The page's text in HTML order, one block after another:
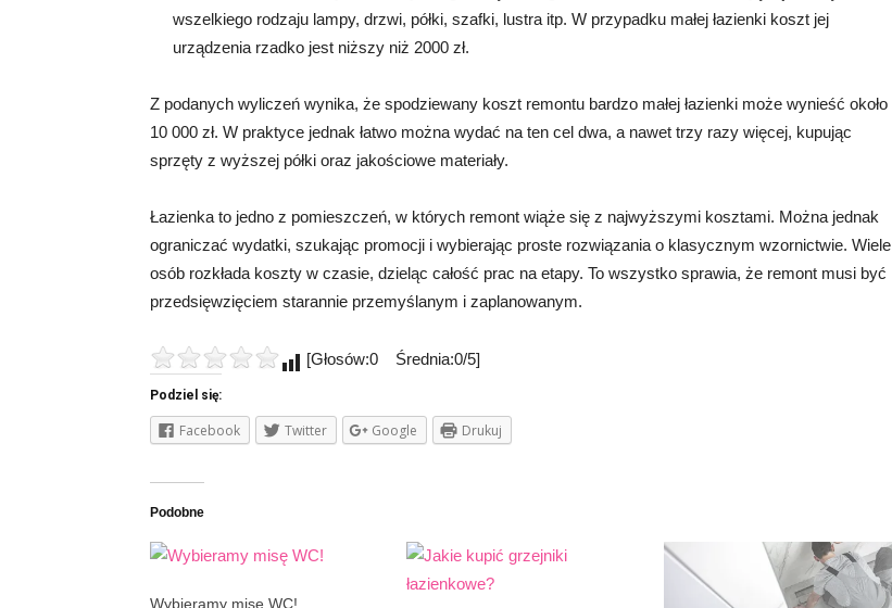
wszelkiego rodzaju lampy, drzwi, półki, szafki, lustra itp. W przypadku małej łazienki koszt jej
urządzenia rzadko jest niższy niż 2000 zł.
Z podanych wyliczeń wynika, że spodziewany koszt remontu bardzo małej łazienki może wynieść około
10 000 zł. W praktyce jednak łatwo można wydać na ten cel dwa, a nawet trzy razy więcej, kupując
sprzęty z wyższej półki oraz jakościowe materiały.
Łazienka to jedno z pomieszczeń, w których remont wiąże się z najwyższymi kosztami. Można jednak
ograniczać wydatki, szukając promocji i wybierając proste rozwiązania o klasycznym wzornictwie. Wiele
osób rozkłada koszty w czasie, dzieląc całość prac na etapy. To wszystko sprawia, że remont musi być
przedsięwzięciem starannie przemyślanym i zaplanowanym.
[Głosów:0 Średnia:0/5]
Podziel się:
Facebook Twitter Google Drukuj
Podobne
Wybieramy misę WC!